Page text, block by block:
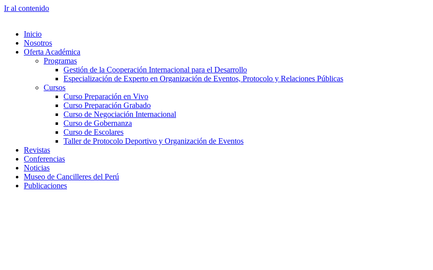
Ir al contenido
Inicio
Nosotros
Oferta Académica
Programas
Gestión de la Cooperación Internacional para el Desarrollo
Especialización de Experto en Organización de Eventos, Protocolo y Relaciones Públicas
Cursos
Curso Preparación en Vivo
Curso Preparación Grabado
Curso de Negociación Internacional
Curso de Gobernanza
Curso de Escolares
Taller de Protocolo Deportivo y Organización de Eventos
Revistas
Conferencias
Noticias
Museo de Cancilleres del Perú
Publicaciones